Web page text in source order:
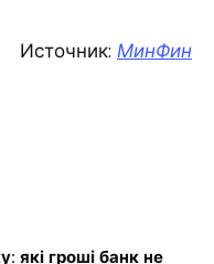
Источник: МинФин
які гроші банк не